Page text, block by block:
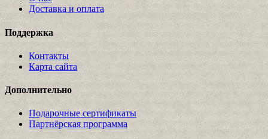
Доставка и оплата
Поддержка
Контакты
Карта сайта
Дополнительно
Подарочные сертификаты
Партнёрская программа